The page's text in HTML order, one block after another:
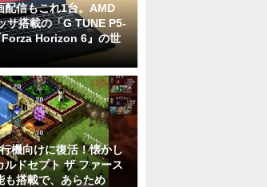
配信もこれ1台。AMD
搭載の「G TUNE P5-
Horizon 6』の世
機向けに復活！懐かし
ルドセプト ザ ファース
も搭載で、あらため